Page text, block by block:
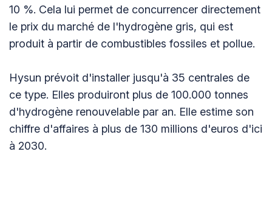
10 %. Cela lui permet de concurrencer directement
le prix du marché de l'hydrogène gris, qui est
produit à partir de combustibles fossiles et pollue.
Hysun prévoit d'installer jusqu'à 35 centrales de
ce type. Elles produiront plus de 100.000 tonnes
d'hydrogène renouvelable par an. Elle estime son
chiffre d'affaires à plus de 130 millions d'euros d'ici
à 2030.